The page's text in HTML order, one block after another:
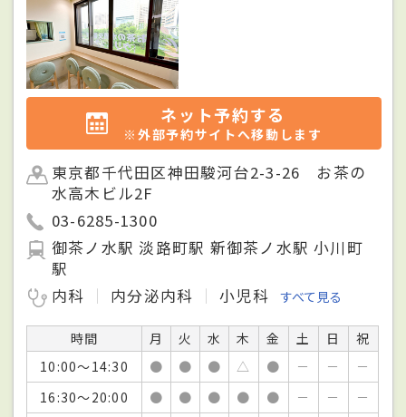
ネット予約する
※外部予約サイトへ移動します
東京都千代田区神田駿河台2-3-26 お茶の
水高木ビル2F
03-6285-1300
御茶ノ水駅 淡路町駅 新御茶ノ水駅 小川町
駅
内科
内分泌内科 小児科 すべて見る
時間 月 火 水 木 金 土 日
祝
10:00～14:30
● ● ● △ ● － －
－
16:30～20:00
● ● ● ● ● － －
－